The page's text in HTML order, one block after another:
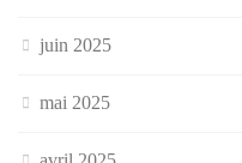
juin 2025
mai 2025